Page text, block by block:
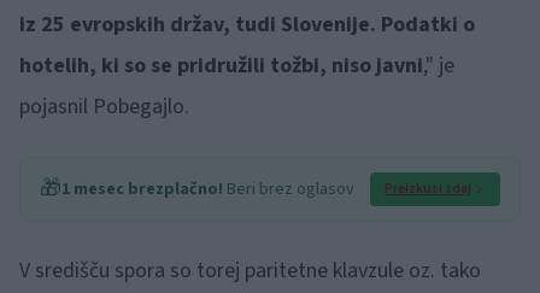
iz 25 evropskih držav, tudi Slovenije. Podatki o
hotelih, ki so se pridružili tožbi, niso javni," je
pojasnil Pobegajlo.
🎁1 mesec brezplačno! Beri brez oglasov Preizkusi zdaj
V središču spora so torej paritetne klavzule oz. tako